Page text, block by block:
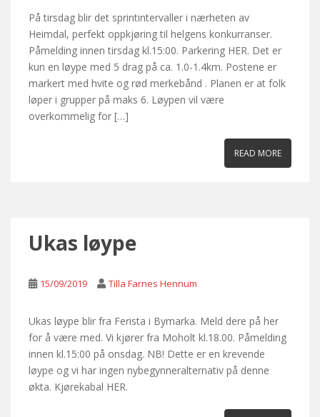
På tirsdag blir det sprintintervaller i nærheten av
Heimdal, perfekt oppkjøring til helgens konkurranser.
Påmelding innen tirsdag kl.15:00. Parkering HER. Det er
kun en løype med 5 drag på ca. 1.0-1.4km. Postene er
markert med hvite og rød merkebånd . Planen er at folk
løper i grupper på maks 6. Løypen vil være
overkommelig for […]
READ MORE
Ukas løype
15/09/2019 Tilla Farnes Hennum
Ukas løype blir fra Ferista i Bymarka. Meld dere på her
for å være med. Vi kjører fra Moholt kl.18.00. Påmelding
innen kl.15:00 på onsdag. NB! Dette er en krevende
løype og vi har ingen nybegynneralternativ på denne
økta. Kjørekabal HER.